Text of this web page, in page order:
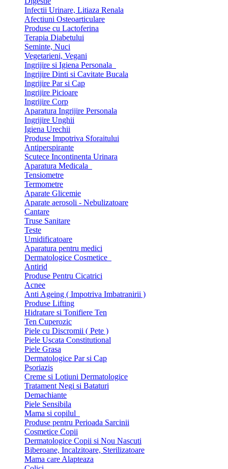
Infectii Urinare, Litiaza Renala
Afectiuni Osteoarticulare
Produse cu Lactoferina
Terapia Diabetului
Seminte, Nuci
Vegetarieni, Vegani
Ingrijire si Igiena Personala
Ingrijire Dinti si Cavitate Bucala
Ingrijire Par si Cap
Ingrijire Picioare
Ingrijire Corp
Aparatura Ingrijire Personala
Ingrijire Unghii
Igiena Urechii
Produse Impotriva Sforaitului
Antiperspirante
Scutece Incontinenta Urinara
Aparatura Medicala
Tensiometre
Termometre
Aparate Glicemie
Aparate aerosoli - Nebulizatoare
Cantare
Truse Sanitare
Teste
Umidificatoare
Aparatura pentru medici
Dermatologice Cosmetice
Antirid
Produse Pentru Cicatrici
Acnee
Anti Ageing ( Impotriva Imbatranirii )
Produse Lifting
Hidratare si Tonifiere Ten
Ten Cuperozic
Piele cu Discromii ( Pete )
Piele Uscata Constitutional
Piele Grasa
Dermatologice Par si Cap
Psoriazis
Creme si Lotiuni Dermatologice
Tratament Negi si Bataturi
Demachiante
Piele Sensibila
Mama si copilul
Produse pentru Perioada Sarcinii
Cosmetice Copii
Dermatologice Copii si Nou Nascuti
Biberoane, Incalzitoare, Sterilizatoare
Mama care Alapteaza